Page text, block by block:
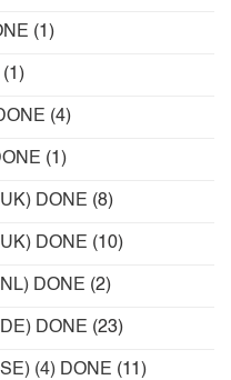
(1)
(1)
(4)
(1)
DONE (8)
DONE (10)
DONE (2)
DONE (23)
(4) DONE (11)